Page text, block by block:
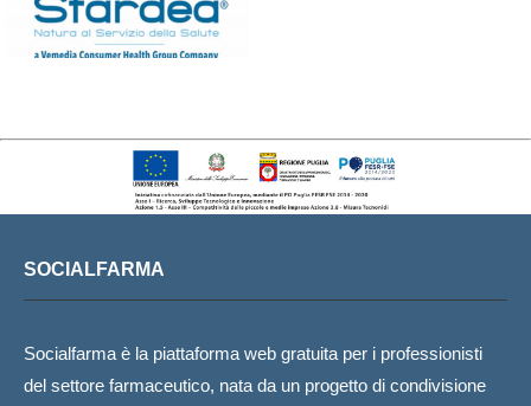
SOCIALFARMA
Socialfarma è la piattaforma web gratuita per i professionisti
del settore farmaceutico, nata da un progetto di condivisione